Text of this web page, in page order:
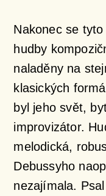
Nakonec se
hudby
naladěny na
klasických
byl jeho svět,
improvizátor.
melodická,
Debussyho
nezajímala.